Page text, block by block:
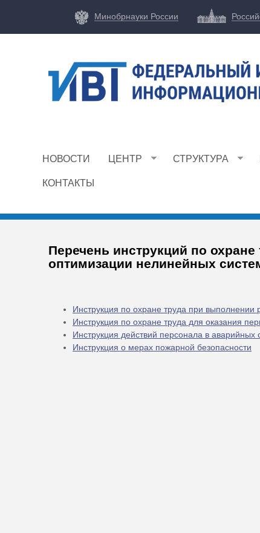
Минобрнауки России
И
И
НОВОСТИ ЦЕНТР СТРУКТУРА
КОНТАКТЫ
Перечень инструкций по
оптимизации нелинейных
Инструкция по охране труда при
Инструкция по охране труда для оказания
Инструкция действий персонала в аварийных
Инструкция о мерах пожарной безопасности